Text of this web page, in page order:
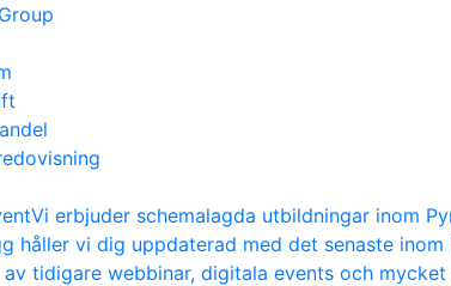
Vi erbjuder schemalagda utbildningar inom
håller vi dig uppdaterad med det senaste
av tidigare webbinar, digitala events och mycket